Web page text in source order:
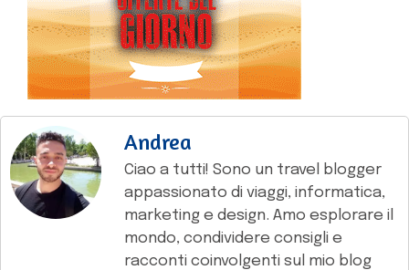
Andrea
Ciao a tutti! Sono un travel blogger
appassionato di viaggi, informatica,
marketing e design. Amo esplorare il
mondo, condividere consigli e
racconti coinvolgenti sul mio blog